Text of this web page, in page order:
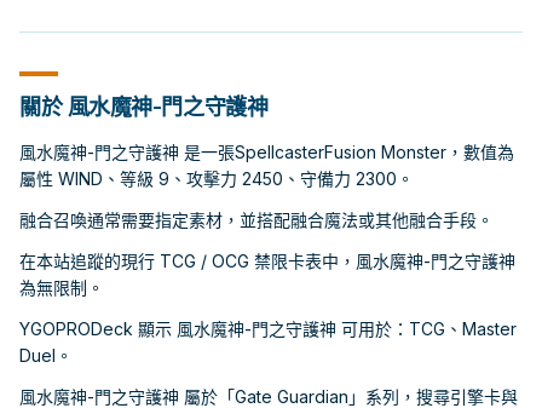
關於 風水魔神-門之守護神
風水魔神-門之守護神 是一張SpellcasterFusion Monster，數值為
屬性 WIND、等級 9、攻擊力 2450、守備力 2300。
融合召喚通常需要指定素材，並搭配融合魔法或其他融合手段。
在本站追蹤的現行 TCG / OCG 禁限卡表中，風水魔神-門之守護神
為無限制。
YGOPRODeck 顯示 風水魔神-門之守護神 可用於：TCG、Master
Duel。
風水魔神-門之守護神 屬於「Gate Guardian」系列，搜尋引擎卡與